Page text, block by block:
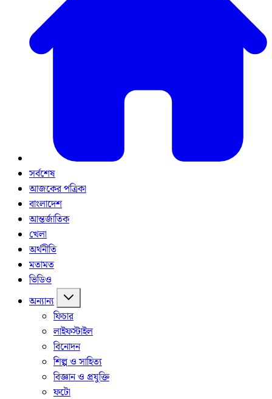
সর্বশেষ
আজকের পত্রিকা
বাংলাদেশ
আন্তর্জাতিক
খেলা
অর্থনীতি
মতামত
ভিডিও
অন্যান্য
ফিচার
লাইফস্টাইল
বিনোদন
শিল্প ও সাহিত্য
বিজ্ঞান ও প্রযুক্তি
ফটো